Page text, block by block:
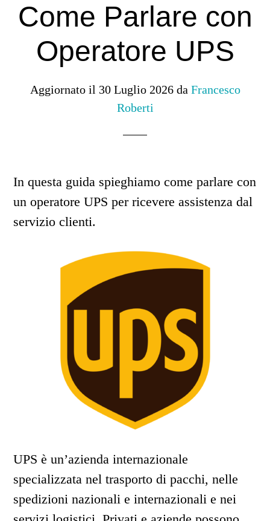
Come Parlare con
Operatore UPS
Aggiornato il 30 Luglio 2026da Francesco
Roberti
In questa guida spieghiamo come parlare con
un operatore UPS per ricevere assistenza dal
servizio clienti.
UPS è un’azienda internazionale
specializzata nel trasporto di pacchi, nelle
spedizioni nazionali e internazionali e nei